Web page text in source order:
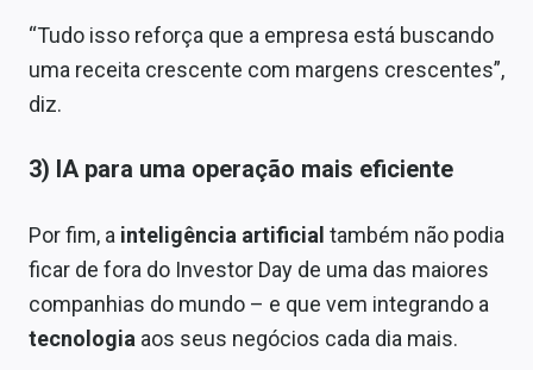
“Tudo isso reforça que a empresa está buscando
uma receita crescente com margens crescentes”,
diz.
3) IA para uma operação mais eficiente
Por fim, a inteligência artificial também não podia
ficar de fora do Investor Day de uma das maiores
companhias do mundo – e que vem integrando a
tecnologia aos seus negócios cada dia mais.